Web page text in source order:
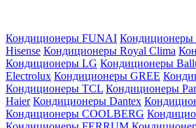
Кондиционеры FUNAI
Hisense Кондиционеры Royal Clima
Кондиционеры LG Кондиционеры
Electrolux Кондиционеры GREE
Кондиционеры TCL Кондиционеры
Haier Кондиционеры Dantex
Кондиционеры СOOLBERG